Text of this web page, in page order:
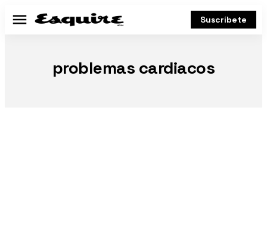
Menú Suscríbete
problemas cardiacos